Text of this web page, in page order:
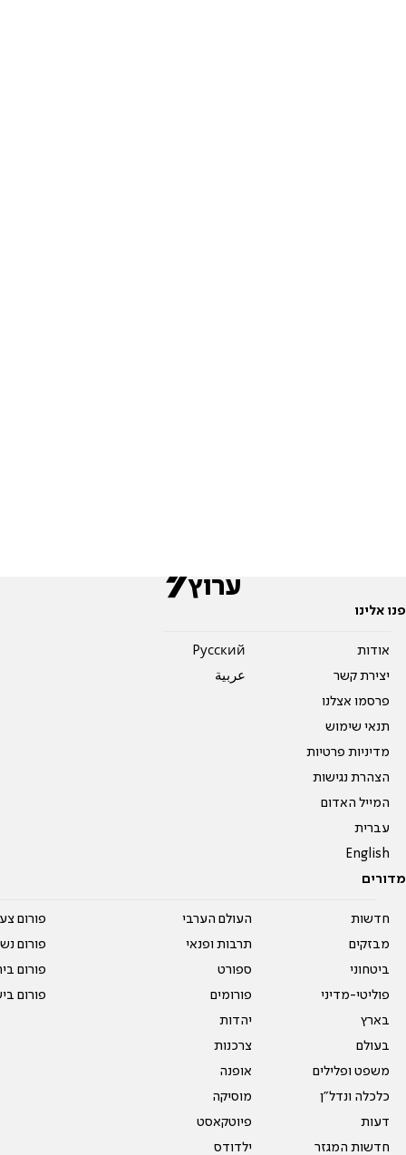
פנו אלינו
אודות
יצירת קשר
פרסמו אצלנו
תנאי שימוש
מדיניות פרטיות
הצהרת נגישות
המייל האדום
עברית
English
Pусский
عربية
מדורים
חדשות
מבזקים
ביטחוני
פוליטי-מדיני
בארץ
בעולם
משפט ופלילים
כלכלה ונדל"ן
דעות
חדשות המגזר
העולם הערבי
תרבות ופנאי
ספורט
פורומים
יהדות
צרכנות
אופנה
מוסיקה
פיוטקאסט
ילדודס
פורום
פורום
פורום
פורום